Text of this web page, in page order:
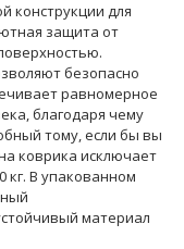
конструкции для
защита от
безопасно
равномерное
благодаря чему
тому, если бы вы
коврика исключает
кг. В упакованном
материал